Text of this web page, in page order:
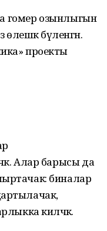
гомер озынлыгын
бүленгән.
проекты
Алар барысы да
биналар
киләчәк.